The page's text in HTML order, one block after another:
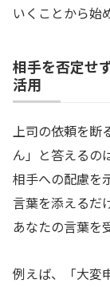
いくことから始
相手を否定せ
活用
上司の依頼を断
ん」と答えるの
相手への配慮を
言葉を添えるだ
あなたの言葉を
例えば、「大変